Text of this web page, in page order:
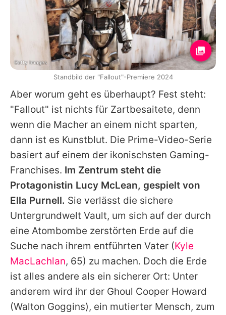
Aber worum geht es überhaupt? Fest steht:
"Fallout" ist nichts für Zartbesaitete, denn
wenn die Macher an einem nicht sparten,
dann ist es Kunstblut. Die Prime-Video-Serie
basiert auf einem der ikonischsten Gaming-
Franchises. Im Zentrum steht die
Protagonistin Lucy McLean, gespielt von
Ella Purnell. Sie verlässt die sichere
Untergrundwelt Vault, um sich auf der durch
eine Atombombe zerstörten Erde auf die
Suche nach ihrem entführten Vater (Kyle
MacLachlan, 65) zu machen. Doch die Erde
ist alles andere als ein sicherer Ort: Unter
anderem wird ihr der Ghoul Cooper Howard
(Walton Goggins), ein mutierter Mensch, zum
Getty Images
Standbild der "Fallout"-Premiere 2024